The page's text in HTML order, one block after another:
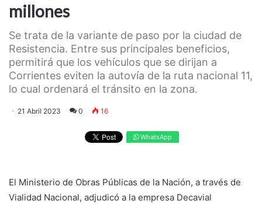
millones
Se trata de la variante de paso por la ciudad de
Resistencia. Entre sus principales beneficios,
permitirá que los vehículos que se dirijan a
Corrientes eviten la autovía de la ruta nacional 11,
lo cual ordenará el tránsito en la zona.
21 Abril 2023 0 16
WhatsApp
El Ministerio de Obras Públicas de la Nación, a través de
Vialidad Nacional, adjudicó a la empresa Decavial